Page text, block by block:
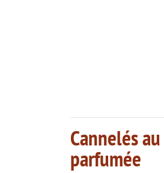
Cannelés
parfumée